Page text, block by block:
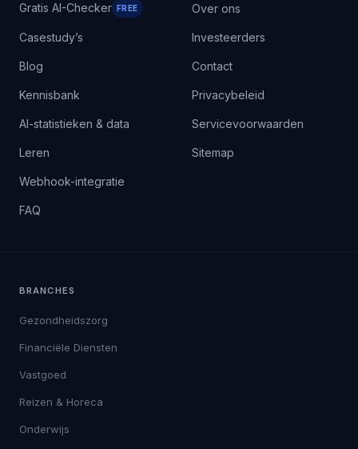
Gratis AI-Checker FREE
Casestudy’s
Blog
Kennisbank
AI-statistieken & data
Leren
Webhook-integratie
FAQ
Over ons
Investeerders
Contact
Privacybeleid
Servicevoorwaarden
Sitemap
BRANCHES
Gezondheidszorg
Financiële Diensten
Vastgoed
Reizen & Horeca
Onderwijs